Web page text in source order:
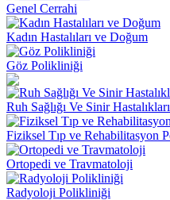
Genel Cerrahi
Kadın Hastalıları ve Doğum
Göz Polikliniği
Ruh Sağlığı Ve Sinir
Fiziksel Tıp ve Rehabilitasyon
Ortopedi ve Travmatoloji
Radyoloji Polikliniği